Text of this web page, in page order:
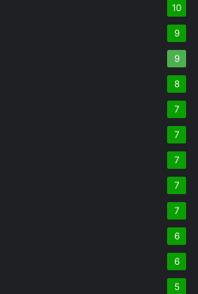
10
9
9
8
7
7
7
7
7
6
6
5